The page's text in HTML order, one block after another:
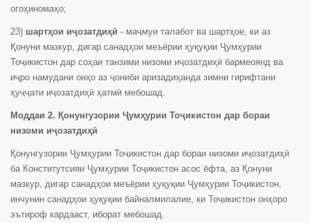
огоҳиномаҳо;
23) шартҳои иҷозатдиҳӣ - маҷмуи талабот ва шартҳое, ки аз
Қонуни мазкур, дигар санадҳои меъёрии ҳуқуқии Ҷумҳурии
Тоҷикистон дар соҳаи танзими низоми иҷозатдиҳӣ бармеоянд ва
иҷро намудани онҳо аз ҷониби аризадиҳанда зимни гирифтани
ҳуҷҷати иҷозатдиҳӣ ҳатмӣ мебошад.
Моддаи 2. Қонунгузории Ҷумҳурии Тоҷикистон дар бораи
низоми иҷозатдиҳӣ
Қонунгузории Ҷумҳурии Тоҷикистон дар бораи низоми иҷозатдиҳӣ
ба Конститутсияи Ҷумҳурии Тоҷикистон асос ёфта, аз Қонуни
мазкур, дигар санадҳои меъёрии ҳуқуқии Ҷумҳурии Тоҷикистон,
инчунин санадҳои ҳуқуқии байналмилалие, ки Тоҷикистон онҳоро
эътироф кардааст, иборат мебошад.